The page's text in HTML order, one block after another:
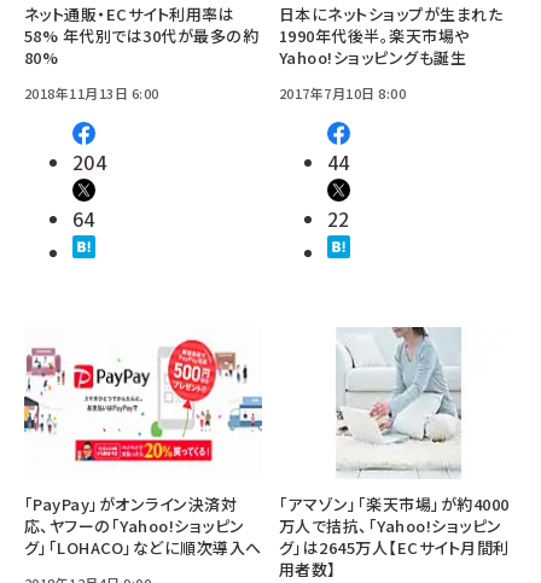
ネット通販・ECサイト利用率は
58% 年代別では30代が最多の約
80%
2018年11月13日 6:00
204
64
日本にネットショップが生まれた
1990年代後半。楽天市場や
Yahoo!ショッピングも誕生
2017年7月10日 8:00
44
22
「PayPay」がオンライン決済対
応、ヤフーの「Yahoo!ショッピン
グ」「LOHACO」などに順次導入へ
「アマゾン」「楽天市場」が約4000
万人で拮抗、「Yahoo!ショッピン
グ」は2645万人【ECサイト月間利
用者数】